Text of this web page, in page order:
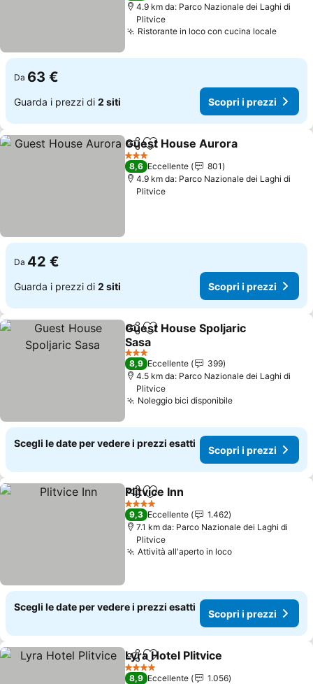
4.9 km da: Parco Nazionale dei Laghi di
Plitvice
Ristorante in loco con cucina locale
Da 63 €
Guarda i prezzi di 2 siti Scopri i prezzi
CondividiAggiungi ai preferiti
Guest House Aurora
3 Stelle
8,6 Eccellente
801
4.9 km da: Parco Nazionale dei Laghi di
Plitvice
Da 42 €
Guarda i prezzi di 2 siti Scopri i prezzi
CondividiAggiungi ai preferiti
Guest House Spoljaric
Sasa
Scopri i prezzi
3 Stelle
8,9 Eccellente
399
4.5 km da: Parco Nazionale dei Laghi di
Plitvice
Noleggio bici disponibileScopri i prezzi
Scegli le date per vedere i prezzi esatti
Scopri i prezzi
CondividiAggiungi ai preferiti
Plitvice Inn
4 Stelle
9,3 Eccellente
1.462
7.1 km da: Parco Nazionale dei Laghi di
Plitvice
Attività all'aperto in locoScopri i prezzi
Scegli le date per vedere i prezzi esatti
Scopri i prezzi
CondividiAggiungi ai preferiti
Lyra Hotel Plitvice
4 Stelle
8,9 Eccellente
1.056